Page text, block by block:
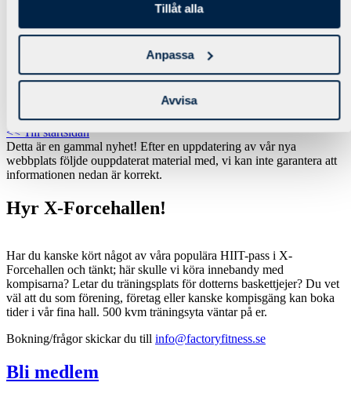
Tillåt alla
Anpassa
Avvisa
Smedjan
Personlig träning
Gruppträning
<< Till startsidan
Detta är en gammal nyhet! Efter en uppdatering av vår nya
webbplats följde ouppdaterat material med, vi kan inte garantera att
informationen nedan är korrekt.
Hyr X-Forcehallen!
Har du kanske kört något av våra populära HIIT-pass i X-
Forcehallen och tänkt; här skulle vi köra innebandy med
kompisarna? Letar du träningsplats för dotterns baskettjejer? Du vet
väl att du som förening, företag eller kanske kompisgäng kan boka
tider i vår fina hall. 500 kvm träningsyta väntar på er.
Bokning/frågor skickar du till info@factoryfitness.se
Bli medlem